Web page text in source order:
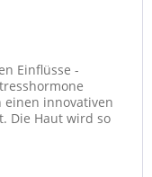
Einflüsse -
innovativen
Die Haut wird so